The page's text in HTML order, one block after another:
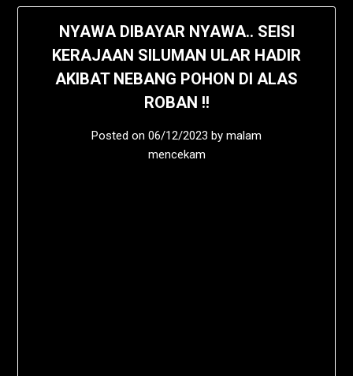
NYAWA DIBAYAR NYAWA.. SEISI
KERAJAAN SILUMAN ULAR HADIR
AKIBAT NEBANG POHON DI ALAS
ROBAN !!
Posted on 06/12/2023 by malam
mencekam